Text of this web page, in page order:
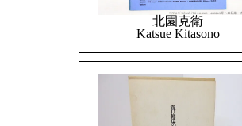
北園克衛
Katsue Kitasono